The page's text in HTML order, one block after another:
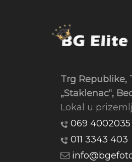
Trg Republike,
„Staklenac“,
Lokal u
069 4002035
011 3343 403